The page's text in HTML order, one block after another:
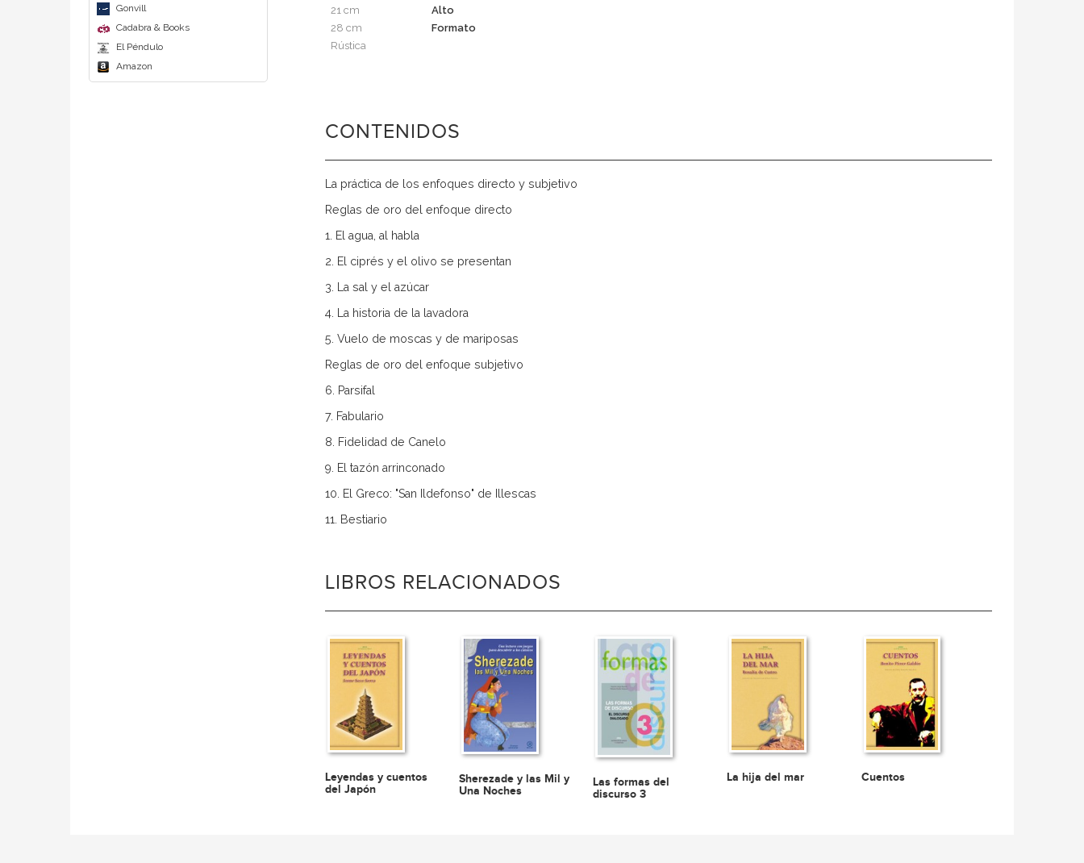
Gonvill
Cadabra & Books
El Péndulo
Amazon
21 cm
Alto
28 cm
Formato
Rústica
CONTENIDOS
La práctica de los enfoques directo y subjetivo
Reglas de oro del enfoque directo
1. El agua, al habla
2. El ciprés y el olivo se presentan
3. La sal y el azúcar
4. La historia de la lavadora
5. Vuelo de moscas y de mariposas
Reglas de oro del enfoque subjetivo
6. Parsifal
7. Fabulario
8. Fidelidad de Canelo
9. El tazón arrinconado
10. El Greco: "San Ildefonso" de Illescas
11. Bestiario
LIBROS RELACIONADOS
Leyendas y cuentos
del Japón
Sherezade y las Mil y
Una Noches
Las formas del
discurso 3
La hija del mar Cuentos